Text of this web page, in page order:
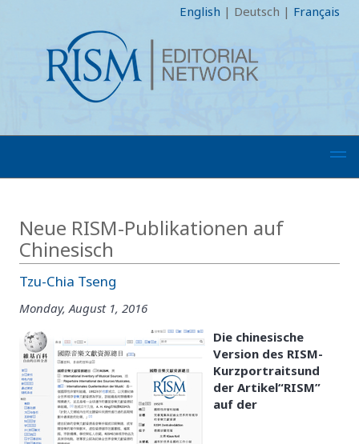
English | Deutsch | Français
Neue RISM-Publikationen auf
Chinesisch
Tzu-Chia Tseng
Monday, August 1, 2016
Die chinesische
Version des RISM-
Kurzportraitsund
der Artikel“RISM”
auf der